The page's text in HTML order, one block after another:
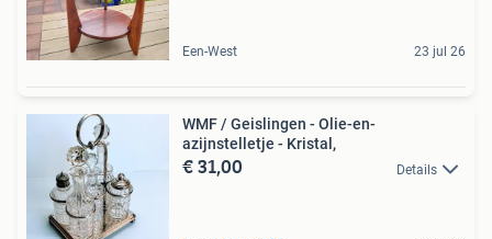
Een-West 23 jul 26
WMF / Geislingen - Olie-en-
azijnstelletje - Kristal,
€ 31,00 Details